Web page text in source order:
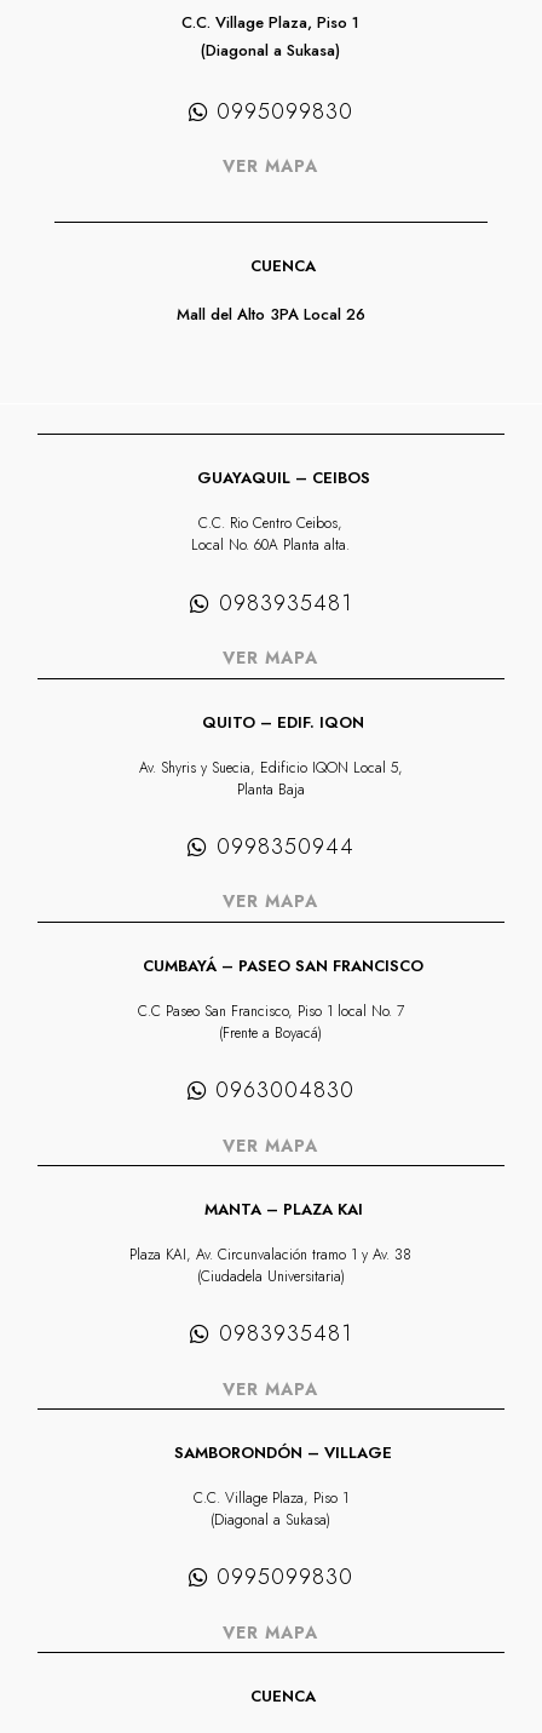
C.C. Village Plaza, Piso 1
(Diagonal a Sukasa)
0995099830
VER MAPA
CUENCA
Mall del Alto 3PA Local 26
GUAYAQUIL – CEIBOS
C.C. Rio Centro Ceibos,
Local No. 60A Planta alta.
0983935481
VER MAPA
QUITO – EDIF. IQON
Av. Shyris y Suecia, Edificio IQON Local 5,
Planta Baja
0998350944
VER MAPA
CUMBAYÁ – PASEO SAN FRANCISCO
C.C Paseo San Francisco, Piso 1 local No. 7
(Frente a Boyacá)
0963004830
VER MAPA
MANTA – PLAZA KAI
Plaza KAI, Av. Circunvalación tramo 1 y Av. 38
(Ciudadela Universitaria)
0983935481
VER MAPA
SAMBORONDÓN – VILLAGE
C.C. Village Plaza, Piso 1
(Diagonal a Sukasa)
0995099830
VER MAPA
CUENCA